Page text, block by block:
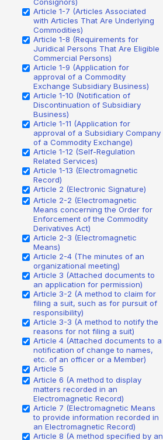
Article 1-7 (Articles Associated
with Articles That Are Underlying
Commodities)
Article 1-8 (Requirements for
Juridical Persons That Are Eligible
Commercial Persons)
Article 1-9 (Application for
approval of a Commodity
Exchange Subsidiary Business)
Article 1-10 (Notification of
Discontinuation of Subsidiary
Business)
Article 1-11 (Application for
approval of a Subsidiary Company
of a Commodity Exchange)
Article 1-12 (Self-Regulation
Related Services)
Article 1-13 (Electromagnetic
Record)
Article 2 (Electronic Signature)
Article 2-2 (Electromagnetic
Means concerning the Order for
Enforcement of the Commodity
Derivatives Act)
Article 2-3 (Electromagnetic
Means)
Article 2-4 (The minutes of an
organizational meeting)
Article 3 (Attached documents to
an application for permission)
Article 3-2 (A method to claim for
filing a suit, such as for pursuit of
responsibility)
Article 3-3 (A method to notify the
reasons for not filing a suit)
Article 4 (Attached documents to a
notification of change to names,
etc. of an officer or a Member)
Article 5
Article 6 (A method to display
matters recorded in an
Electromagnetic Record)
Article 7 (Electromagnetic Means
to provide information recorded in
an Electromagnetic Record)
Article 8 (A method specified by an